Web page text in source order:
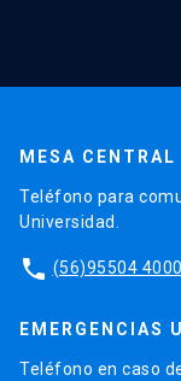
MESA CENTRAL
Teléfono para
Universidad.
phone (56)95504 4000
EMERGENCIAS
Teléfono en caso